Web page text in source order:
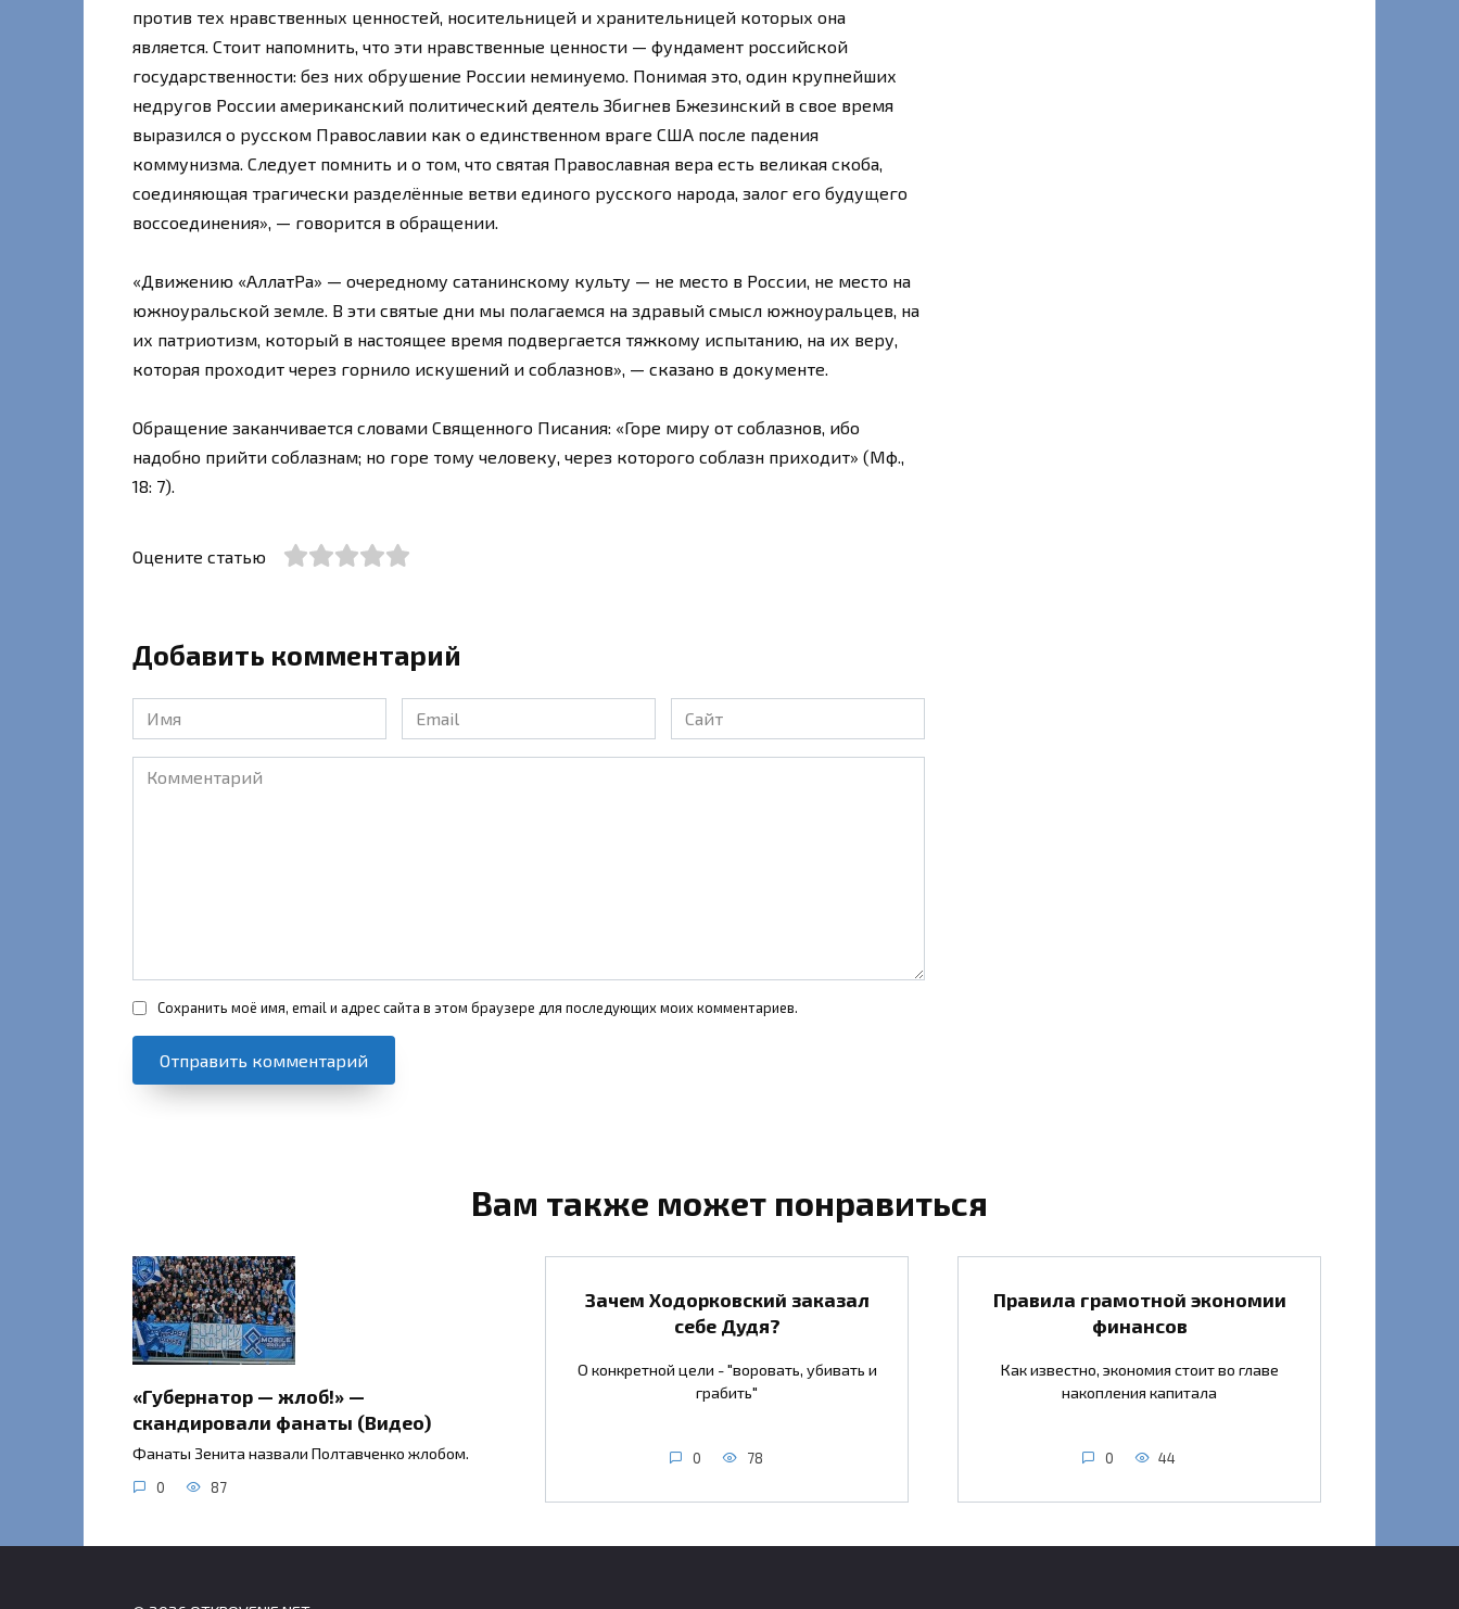
против тех нравственных ценностей, носительницей и хранительницей которых она
является. Стоит напомнить, что эти нравственные ценности — фундамент российской
государственности: без них обрушение России неминуемо. Понимая это, один крупнейших
недругов России американский политический деятель Збигнев Бжезинский в свое время
выразился о русском Православии как о единственном враге США после падения
коммунизма. Следует помнить и о том, что святая Православная вера есть великая скоба,
соединяющая трагически разделённые ветви единого русского народа, залог его будущего
воссоединения», — говорится в обращении.
«Движению «АллатРа» — очередному сатанинскому культу — не место в России, не место на
южноуральской земле. В эти святые дни мы полагаемся на здравый смысл южноуральцев, на
их патриотизм, который в настоящее время подвергается тяжкому испытанию, на их веру,
которая проходит через горнило искушений и соблазнов», — сказано в документе.
Обращение заканчивается словами Священного Писания: «Горе миру от соблазнов, ибо
надобно прийти соблазнам; но горе тому человеку, через которого соблазн приходит» (Мф.,
18: 7).
Оцените статью
Добавить комментарий
Имя
*
Email
*
Сайт
Комментарий
Сохранить моё имя, email и адрес сайта в этом браузере для последующих моих комментариев.
Вам также может понравиться
«Губернатор — жлоб!» —
скандировали фанаты (Видео)
Фанаты Зенита назвали Полтавченко жлобом.
0 87
Зачем Ходорковский заказал
себе Дудя?
О конкретной цели - "воровать, убивать и
грабить"
0 78
Правила грамотной экономии
финансов
Как известно, экономия стоит во главе
накопления капитала
0 44